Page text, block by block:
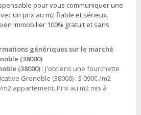
pour vous communiquer une
un prix au m2 fiable et sérieux.
immobilier 100% gratuit et sans
génériques sur le marché
(38000)
(38000) : J'obtiens une fourchette
Grenoble (38000) : 3 090€ /m2
appartement. Prix au m2 mis à